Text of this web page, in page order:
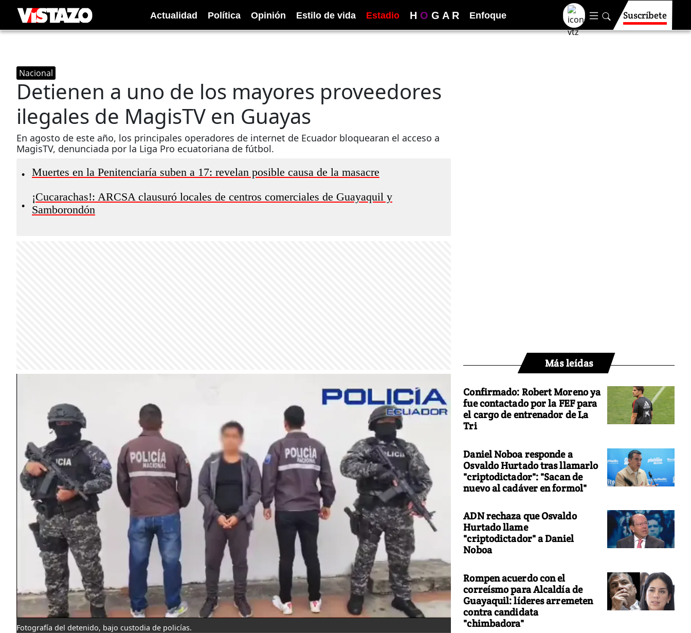
Actualidad Política Opinión Estilo de vida Estadio H O G A R Enfoque Suscríbete
Nacional
Detienen a uno de los mayores proveedores
ilegales de MagisTV en Guayas
En agosto de este año, los principales operadores de internet de Ecuador bloquearan el acceso a
MagisTV, denunciada por la Liga Pro ecuatoriana de fútbol.
• Muertes en la Penitenciaría suben a 17: revelan posible causa de la masacre
•
¡Cucarachas!: ARCSA clausuró locales de centros comerciales de Guayaquil y
Samborondón
Fotografía del detenido, bajo custodia de policías.
Más leídas
Confirmado: Robert Moreno ya
fue contactado por la FEF para
el cargo de entrenador de La
Tri
Daniel Noboa responde a
Osvaldo Hurtado tras llamarlo
"criptodictador": "Sacan de
nuevo al cadáver en formol"
ADN rechaza que Osvaldo
Hurtado llame
"criptodictador" a Daniel
Noboa
Rompen acuerdo con el
correísmo para Alcaldía de
Guayaquil: líderes arremeten
contra candidata
"chimbadora"